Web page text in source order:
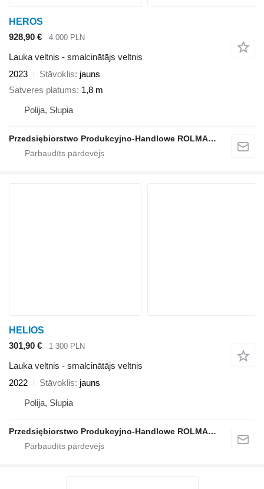
HEROS
928,90 €
4 000 PLN
Lauka veltnis - smalcinātājs veltnis
2023
Stāvoklis jauns
Satveres platums 1,8 m
Polija, Słupia
Przedsiębiorstwo Produkcyjno-Handlowe ROLMAPOL Marcin Dziekan
HELIOS
301,90 €
1 300 PLN
Lauka veltnis - smalcinātājs veltnis
2022
Stāvoklis jauns
Polija, Słupia
Przedsiębiorstwo Produkcyjno-Handlowe ROLMAPOL Marcin Dziekan